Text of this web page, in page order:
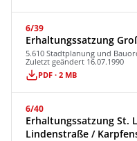
6/39
Erhaltungssatzung
5.610 Stadtplanung und
Zuletzt geändert 16.07.1990
PDF · 2 MB
6/40
Erhaltungssatzung St.
Lindenstraße /